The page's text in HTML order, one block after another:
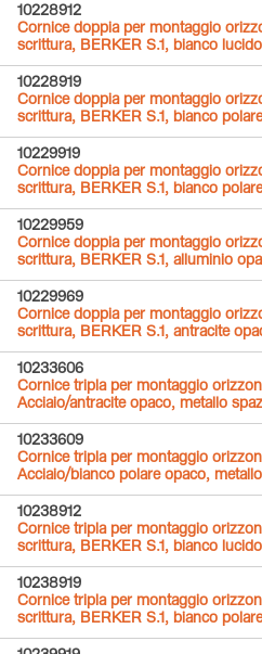
10228912
Cornice doppia per montaggio
scrittura, BERKER S.1, bianco lucido
10228919
Cornice doppia per montaggio
scrittura, BERKER S.1, bianco
10229919
Cornice doppia per montaggio
scrittura, BERKER S.1, bianco
10229959
Cornice doppia per montaggio
scrittura, BERKER S.1, alluminio
10229969
Cornice doppia per montaggio
scrittura, BERKER S.1, antracite
10233606
Cornice tripla per montaggio
Acciaio/antracite opaco, metallo
10233609
Cornice tripla per montaggio
Acciaio/bianco polare opaco,
10238912
Cornice tripla per montaggio
scrittura, BERKER S.1, bianco lucido
10238919
Cornice tripla per montaggio
scrittura, BERKER S.1, bianco